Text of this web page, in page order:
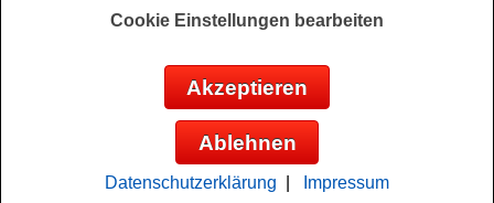
nagelneues Bike gewinnen? Auf jeden Fall drücken wir
BikeX verlost ein Focus E-Bike, ein
Canyon Gravel Bike, ein Rose Bike und
ein Storck Rennrad
Cookie Einstellungen bearbeiten
Akzeptieren
Ablehnen
Datenschutzerklärung Impressum